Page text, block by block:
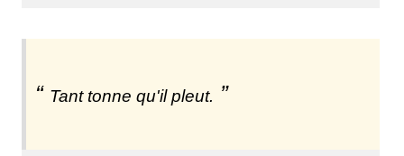
Tant tonne qu'il pleut.